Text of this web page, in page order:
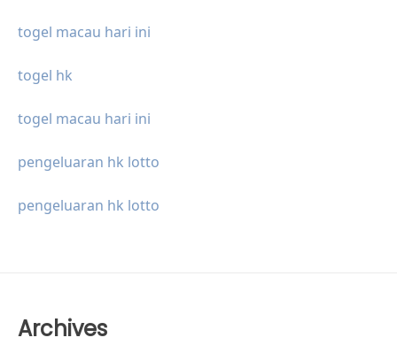
togel macau hari ini
togel hk
togel macau hari ini
pengeluaran hk lotto
pengeluaran hk lotto
Archives